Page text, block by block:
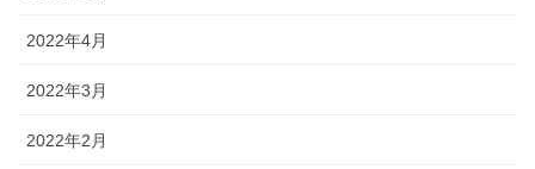
2022年4月
2022年3月
2022年2月